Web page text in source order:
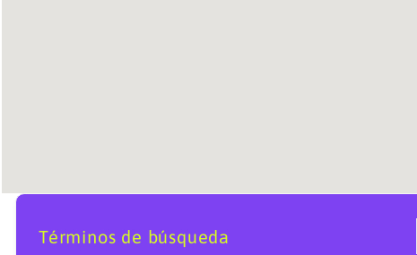
Términos de búsqueda